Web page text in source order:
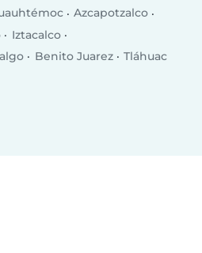
Azcapotzalco
Iztacalco
Benito Juarez Tláhuac